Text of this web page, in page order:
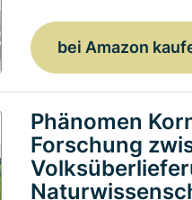
bei Amazon
Phänomen
Forschung